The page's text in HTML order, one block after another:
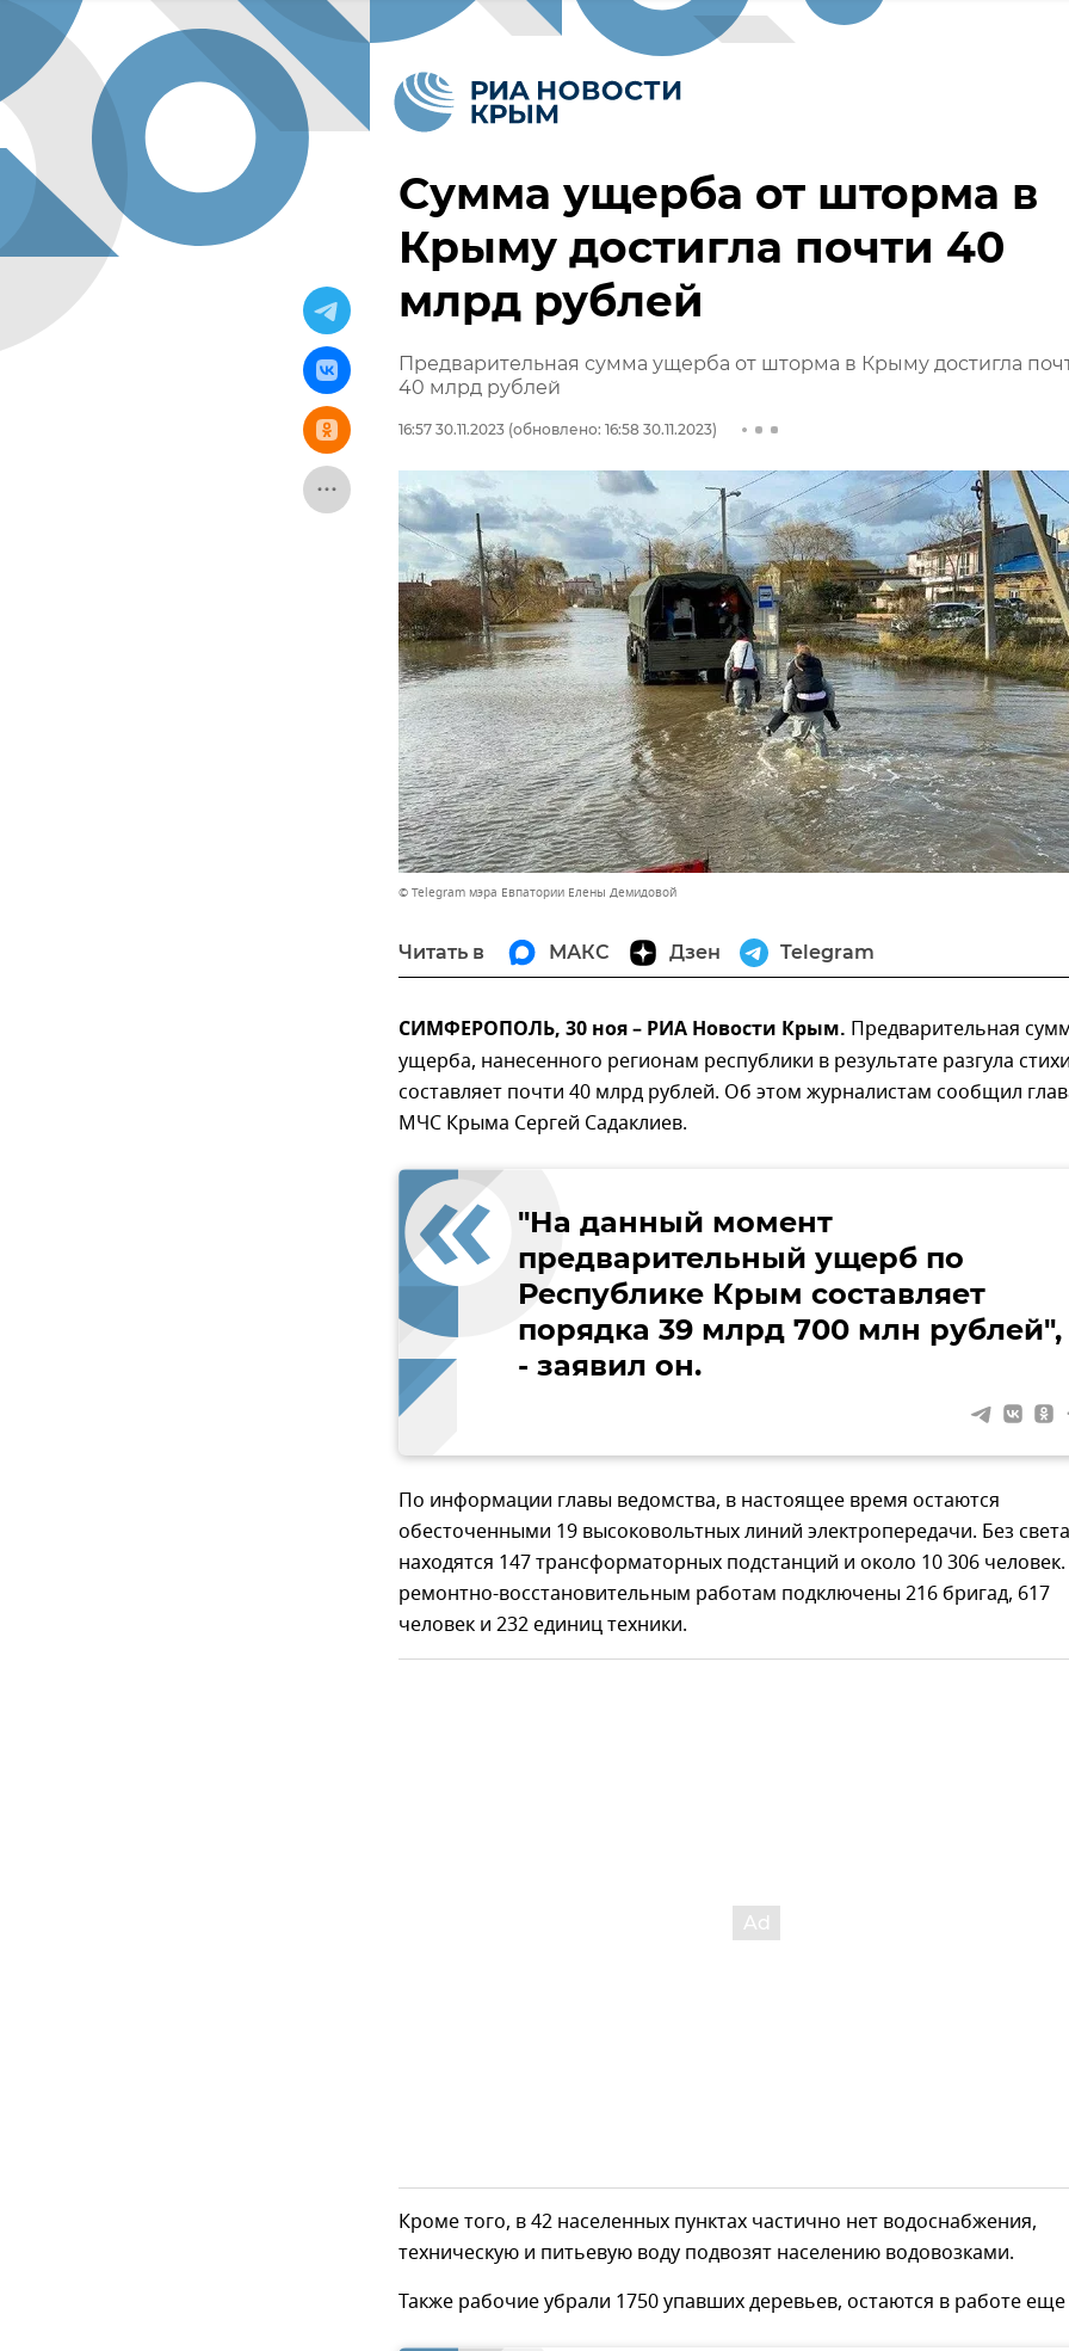
Сумма ущерба от шторма в
Крыму достигла почти 40
млрд рублей
Предварительная сумма ущерба от шторма в Крыму достигла
40 млрд рублей
16:57 30.11.2023 (обновлено: 16:58 30.11.2023)
© Telegram мэра Евпатории Елены Демидовой
Читать в МАКС Дзен Telegram
СИМФЕРОПОЛЬ, 30 ноя – РИА Новости Крым. Предварительная
ущерба, нанесенного регионам республики в результате разгула
составляет почти 40 млрд рублей. Об этом журналистам сообщил
МЧС Крыма Сергей Садаклиев.
"На данный момент
предварительный ущерб по
Республике Крым составляет
порядка 39 млрд 700 млн рублей",
- заявил он.
По информации главы ведомства, в настоящее время остаются
обесточенными 19 высоковольтных линий электропередачи. Без света
находятся 147 трансформаторных подстанций и около 10 306
ремонтно-восстановительным работам подключены 216 бригад, 617
человек и 232 единиц техники.
Кроме того, в 42 населенных пунктах частично нет водоснабжения,
техническую и питьевую воду подвозят населению водовозками.
Также рабочие убрали 1750 упавших деревьев, остаются в работе еще